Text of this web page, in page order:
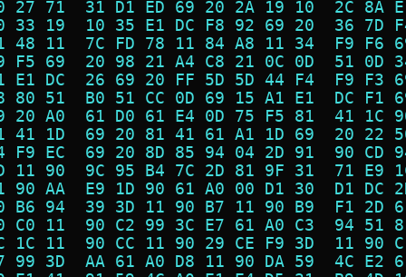
27 71  31 D1 ED 69 20 2A 19 10  2C
33 19  10 35 E1 DC F8 92 69 20  36
48 11  7C FD 78 11 84 A8 11 34  F9
F5 69  20 98 21 A4 C8 21 0C 0D  51
E1 DC  26 69 20 FF 5D 5D 44 F4  F9
80 51  B0 51 CC 0D 69 15 A1 E1  DC
20 A0  61 D0 61 E4 0D 75 F5 81  41
41 1D  69 20 81 41 61 A1 1D 69  20
F9 EC  69 20 8D 85 94 04 2D 91  90
11 90  9C 95 B4 7C 2D 81 9F 31  71
90 AA  E9 1D 90 61 A0 00 D1 30  D1
B6 94  39 3D 11 90 B7 11 90 B9  F1
C0 11  90 C2 99 3C E7 61 A0 C3  94
1C 11  90 CC 11 90 29 CE F9 3D  11
99 3D  AA 61 A0 D8 11 90 DA 59  4C